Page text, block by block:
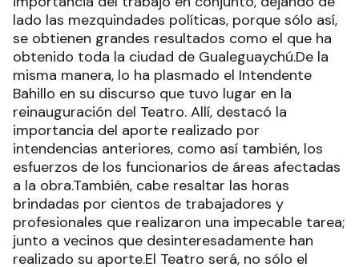
lado las mezquindades políticas, porque sólo así,
se obtienen grandes resultados como el que ha
obtenido toda la ciudad de Gualeguaychú.De la
misma manera, lo ha plasmado el Intendente
Bahillo en su discurso que tuvo lugar en la
reinauguración del Teatro. Allí, destacó la
importancia del aporte realizado por
intendencias anteriores, como así también, los
esfuerzos de los funcionarios de áreas afectadas
a la obra.También, cabe resaltar las horas
brindadas por cientos de trabajadores y
profesionales que realizaron una impecable tarea;
junto a vecinos que desinteresadamente han
realizado su aporte.El Teatro será, no sólo el